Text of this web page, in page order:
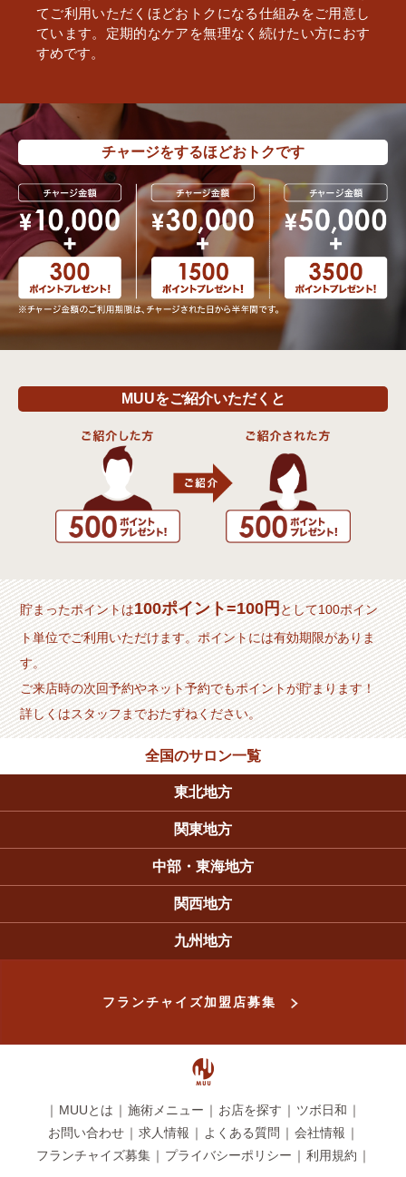
てご利用いただくほどおトクになる仕組みをご用意し
ています。定期的なケアを無理なく続けたい方におす
すめです。
チャージをするほどおトクです
MUUをご紹介いただくと
貯まったポイントは100ポイント=100円として100ポイン
ト単位でご利用いただけます。ポイントには有効期限がありま
す。
ご来店時の次回予約やネット予約でもポイントが貯まります！
詳しくはスタッフまでおたずねください。
全国のサロン一覧
東北地方
MUU 名取店
関東地方
MUU 多摩ニュータウン通り店
MUU 久喜店
MUU 越谷駅前店
MUU 板橋西台店
MUU 大塚駅北口店
MUU 新高円寺店
MUU 吉祥寺サンロード店
MUU 新宿御苑店
MUU 春日部店
MUU 新百合ヶ丘マプレ店
中部・東海地方
MUU 豊明前後店
MUU 岡崎店
MUU 富山 山室店
MUU 江南店
関西地方
MUU 八尾外環状店
MUU 東生駒店
MUU 上新庄店
MUU 橿原新ノ口店
MUU 新大宮店
MUU 西淀川 野里店
MUU 京都山科店
MUU 神戸西店
MUU 南草津店
九州地方
MUU 博多 板付店
MUU 大分 佐伯店
MUU 福岡 和白店
MUU 久留米 小森野店
MUU おおいたシティスパてんくう店
フランチャイズ加盟店募集
｜ MUUとは ｜ 施術メニュー ｜ お店を探す ｜ ツボ日和 ｜
お問い合わせ ｜ 求人情報 ｜ よくある質問 ｜ 会社情報 ｜
フランチャイズ募集 ｜ プライバシーポリシー ｜ 利用規約 ｜